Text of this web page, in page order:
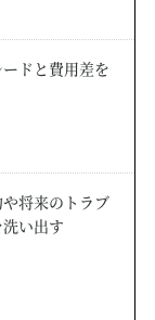
ドと費用差を
将来のトラブ
い出す